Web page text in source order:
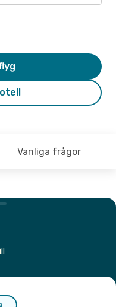
Vanliga frågor